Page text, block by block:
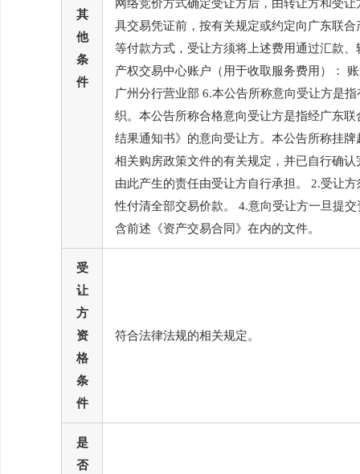
其
他
条
件
网络竞价方式确定受让方后，由转让方和受
具交易凭证前，按有关规定或约定向广东联
等付款方式，受让方须将上述费用通过汇款
产权交易中心账户（用于收取服务费用）：
广州分行营业部 6.本公告所称意向受让方是
织。本公告所称合格意向受让方是指经广东
结果通知书》的意向受让方。本公告所称挂
相关购房政策文件的有关规定，并已自行确
由此产生的责任由受让方自行承担。 2.受让
性付清全部交易价款。 4.意向受让方一旦提
含前述《资产交易合同》在内的文件。
受
让
方
资
格
条
件
符合法律法规的相关规定。
是
否